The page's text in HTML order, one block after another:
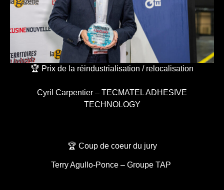
🏆 Prix de la réindustrialisation / relocalisation
Cyril Carpentier – TECMATEL ADHESIVE
TECHNOLOGY
🏆 Coup de coeur du jury
Terry Agullo-Ponce – Groupe TAP